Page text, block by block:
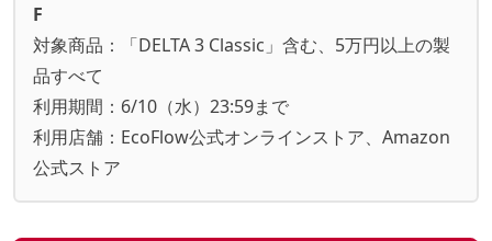
F
対象商品：「DELTA 3 Classic」含む、5万円以上の製
品すべて
利用期間：6/10（水）23:59まで
利用店舗：EcoFlow公式オンラインストア、Amazon
公式ストア